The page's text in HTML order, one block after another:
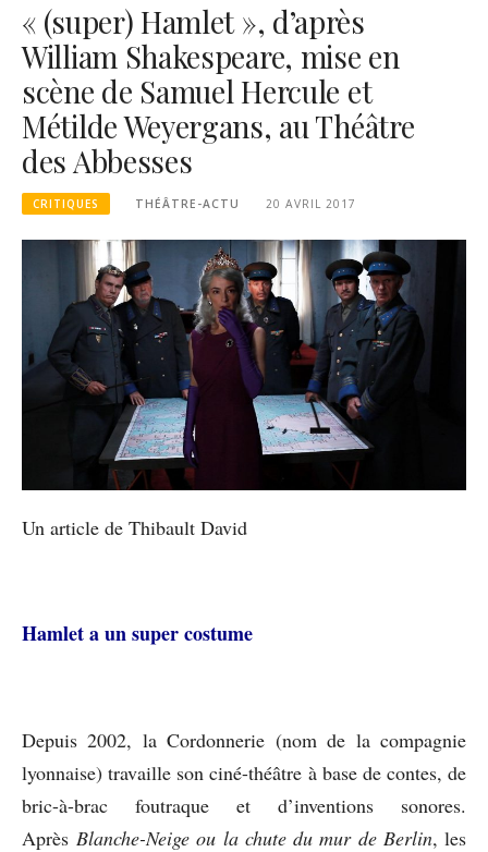
« (super) Hamlet », d’après
William Shakespeare, mise en
scène de Samuel Hercule et
Métilde Weyergans, au Théâtre
des Abbesses
CRITIQUES THÉÂTRE-ACTU 20 AVRIL 2017
Un article de Thibault David
Hamlet a un super costume
Depuis 2002, la Cordonnerie (nom de la compagnie
lyonnaise) travaille son ciné-théâtre à base de contes, de
bric-à-brac foutraque et d’inventions sonores.
Après Blanche-Neige ou la chute du mur de Berlin, les